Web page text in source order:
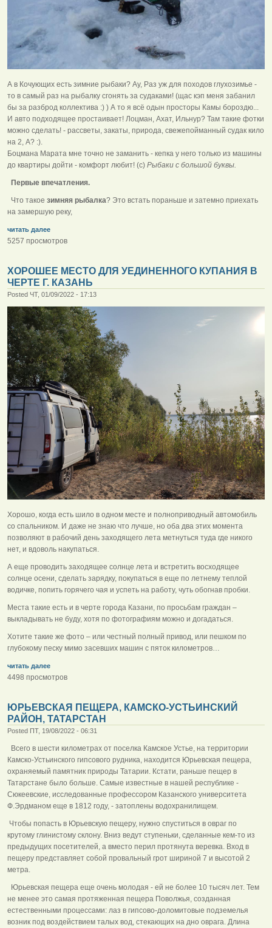
А в Кочующих есть зимние рыбаки? Ау, Раз уж для походов глухозимье -
то в самый раз на рыбалку сгонять за судаками! (щас кэп меня забанил
бы за разброд коллектива :) ) А то я всё одын просторы Камы бороздю...
И авто подходящее простаивает! Лоцман, Ахат, Ильнур? Там такие фотки
можно сделать! - рассветы, закаты, природа, свежепойманный судак кило
на 2, А? :).
Боцмана Марата мне точно не заманить - кепка у него только из машины
до квартиры дойти - комфорт любит! (с) Рыбаки с большой буквы.
Первые впечатления.
Что такое зимняя рыбалка? Это встать пораньше и затемно приехать
на замершую реку,
читать далее
5257 просмотров
ХОРОШЕЕ МЕСТО ДЛЯ УЕДИНЕННОГО КУПАНИЯ В
ЧЕРТЕ Г. КАЗАНЬ
Posted ЧТ, 01/09/2022 - 17:13
Хорошо, когда есть шило в одном месте и полноприводный автомобиль
со спальником. И даже не знаю что лучше, но оба два этих момента
позволяют в рабочий день заходящего лета метнуться туда где никого
нет, и вдоволь накупаться.
А еще проводить заходящее солнце лета и встретить восходящее
солнце осени, сделать зарядку, покупаться в еще по летнему теплой
водичке, попить горячего чая и успеть на работу, чуть обогнав пробки.
Места такие есть и в черте города Казани, по просьбам граждан –
выкладывать не буду, хотя по фотографиям можно и догадаться.
Хотите такие же фото – или честный полный привод, или пешком по
глубокому песку мимо засевших машин с пяток километров…
читать далее
4498 просмотров
ЮРЬЕВСКАЯ ПЕЩЕРА, КАМСКО-УСТЬИНСКИЙ
РАЙОН, ТАТАРСТАН
Posted ПТ, 19/08/2022 - 06:31
Всего в шести километрах от поселка Камское Устье, на территории
Камско-Устьинского гипсового рудника, находится Юрьевская пещера,
охраняемый памятник природы Татарии. Кстати, раньше пещер в
Татарстане было больше. Самые известные в нашей республике -
Сюкеевские, исследованные профессором Казанского университета
Ф.Эрдманом еще в 1812 году, - затоплены водохранилищем.
Чтобы попасть в Юрьевскую пещеру, нужно спуститься в овраг по
крутому глинистому склону. Вниз ведут ступеньки, сделанные кем-то из
предыдущих посетителей, а вместо перил протянута веревка. Вход в
пещеру представляет собой провальный грот шириной 7 и высотой 2
метра.
Юрьевская пещера еще очень молодая - ей не более 10 тысяч лет. Тем
не менее это самая протяженная пещера Поволжья, созданная
естественными процессами: лаз в гипсово-доломитовые подземелья
возник под воздействием талых вод, стекающих на дно оврага. Длина